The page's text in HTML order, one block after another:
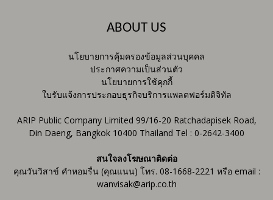
ABOUT US
นโยบายการคุ้มครองข้อมูลส่วนบุคคล
ประกาศความเป็นส่วนตัว
นโยบายการใช้คุกกี้
ใบรับแจ้งการประกอบธุรกิจบริการแพลตฟอร์มดิจิทัล
ARIP Public Company Limited 99/16-20 Ratchadapisek Road,
Din Daeng, Bangkok 10400 Thailand Tel : 0-2642-3400
สนใจลงโฆษณาติดต่อ
คุณวันวิสาข์ คำหอมรื่น (คุณแนน) โทร. 08-1668-2221 หรือ email :
wanvisak@arip.co.th